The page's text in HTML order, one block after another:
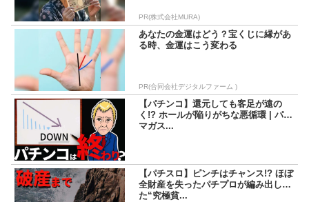
PR(株式会社MURA)
あなたの金運はどう？宝くじに縁があ
る時、金運はこう変わる
PR(合同会社デジタルファーム )
【パチンコ】還元しても客足が遠の
く!? ホールが陥りがちな悪循環 | パチ
マガス...
【パチスロ】ピンチはチャンス!? ほぼ
全財産を失ったパチプロが編み出し
た“究極貧...